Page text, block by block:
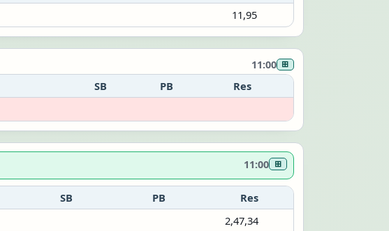
11,95
11:00 ⊞
SB PB
Res
11:00 ⊞
SB PB
Res
2,47,34